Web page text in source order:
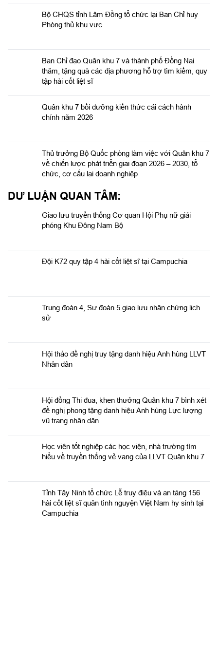
Bộ CHQS tỉnh Lâm Đồng tổ chức lại Ban Chỉ huy
Phòng thủ khu vực
Ban Chỉ đạo Quân khu 7 và thành phố Đồng Nai
thăm, tặng quà các địa phương hỗ trợ tìm kiếm, quy
tập hài cốt liệt sĩ
Quân khu 7 bồi dưỡng kiến thức cải cách hành
chính năm 2026
Thủ trưởng Bộ Quốc phòng làm việc với Quân khu 7
về chiến lược phát triển giai đoạn 2026 – 2030, tổ
chức, cơ cấu lại doanh nghiệp
DƯ LUẬN QUAN TÂM:
Giao lưu truyền thống Cơ quan Hội Phụ nữ giải
phóng Khu Đông Nam Bộ
Đội K72 quy tập 4 hài cốt liệt sĩ tại Campuchia
Trung đoàn 4, Sư đoàn 5 giao lưu nhân chứng lịch
sử
Hội thảo đề nghị truy tặng danh hiệu Anh hùng LLVT
Nhân dân
Hội đồng Thi đua, khen thưởng Quân khu 7 bình xét
đề nghị phong tặng danh hiệu Anh hùng Lực lượng
vũ trang nhân dân
Học viên tốt nghiệp các học viện, nhà trường tìm
hiểu về truyền thống vẻ vang của LLVT Quân khu 7
​Tỉnh Tây Ninh tổ chức Lễ truy điệu và an táng 156
hài cốt liệt sĩ quân tình nguyện Việt Nam hy sinh tại
Campuchia